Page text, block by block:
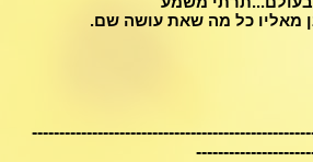
מאליו כל מה שאת עושה שם.